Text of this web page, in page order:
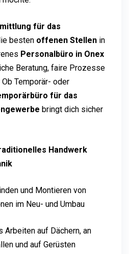
für das
besten offenen Stellen in
Personalbüro in Onex
Beratung, faire Prozesse
Temporär- oder
für das
bringt dich sicher
Handwerk
und Montieren von
im Neu- und Umbau
auf Dächern, an
und auf Gerüsten